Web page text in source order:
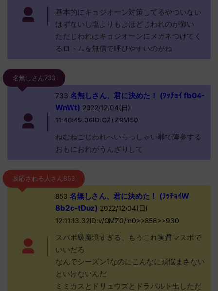
基本的にキョジオーン対策してるやついない
はずないし塩よりもよほどじわれのが怖い
ただじわれはキョジオーンにメガネつけてく
るロトムを無償で呼びやすいのがね
名無しさん733
733 名無しさん、君に決めた！ (ﾜｯﾁｮｲ fb04-
WnWt) 2022/12/04(日)
11:48:49.36ID:GZ+ZRVI50
ねむねごじわれへいらっしゃい罪で降参する
おもにおれがうんざりして
反応される人さん853
853 名無しさん、君に決めた！ (ﾜｯﾁｮｲW
8b2c-tDuz) 2022/12/04(日)
12:11:13.32ID:v/QMZ0/m0>>856>>930
スパボ級魔境すぎる、もうこれ実質マスボで
いいだろ
なんでシーズン1なのにこんなに頭悩まさない
といけないんだ
ミミカスとドリュウズとドラパルト出しただ